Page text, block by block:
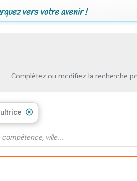
vers votre avenir !
Complètez ou modifiez la recherche